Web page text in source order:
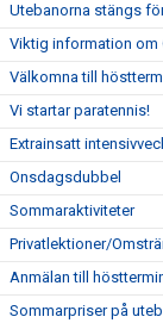
Utebanorna stängs
Viktig information om
Välkomna till
Vi startar paratennis!
Extrainsatt
Onsdagsdubbel
Sommaraktiviteter
Privatlektioner/
Anmälan till
Sommarpriser på